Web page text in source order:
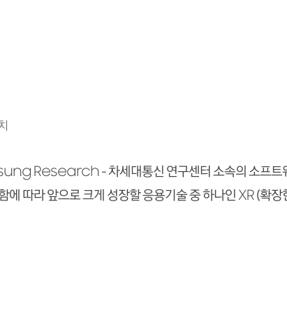
Research - 차세대통신 연구센터 소속의 소프트
에 따라 앞으로 크게 성장할 응용기술 중 하나인 XR (확